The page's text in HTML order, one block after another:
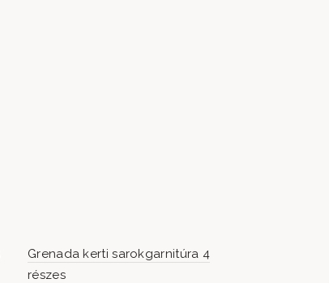
Grenada kerti sarokgarnitúra 4
részes